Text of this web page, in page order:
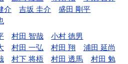
介
吉坂 圭介
盛田 剛平
村田 智哉
小村 徳男
村田 一弘 村田 翔
浦田 延尚
村下 将梧 村田 透馬
村田 勉